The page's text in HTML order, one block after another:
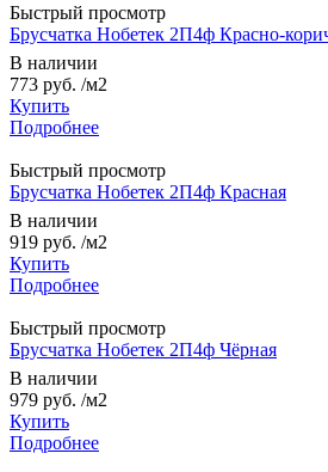
Быстрый просмотр
Брусчатка Нобетек 2П4ф Красно-
В наличии
773 руб. /м2
Купить
Подробнее
Быстрый просмотр
Брусчатка Нобетек 2П4ф Красная
В наличии
919 руб. /м2
Купить
Подробнее
Быстрый просмотр
Брусчатка Нобетек 2П4ф Чёрная
В наличии
979 руб. /м2
Купить
Подробнее